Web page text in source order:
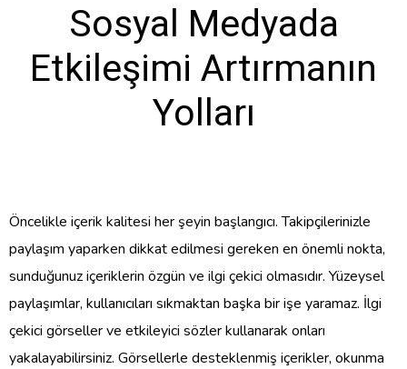
Sosyal Medyada
Etkileşimi Artırmanın
Yolları
Öncelikle içerik kalitesi her şeyin başlangıcı. Takipçilerinizle
paylaşım yaparken dikkat edilmesi gereken en önemli nokta,
sunduğunuz içeriklerin özgün ve ilgi çekici olmasıdır. Yüzeysel
paylaşımlar, kullanıcıları sıkmaktan başka bir işe yaramaz. İlgi
çekici görseller ve etkileyici sözler kullanarak onları
yakalayabilirsiniz. Görsellerle desteklenmiş içerikler, okunma